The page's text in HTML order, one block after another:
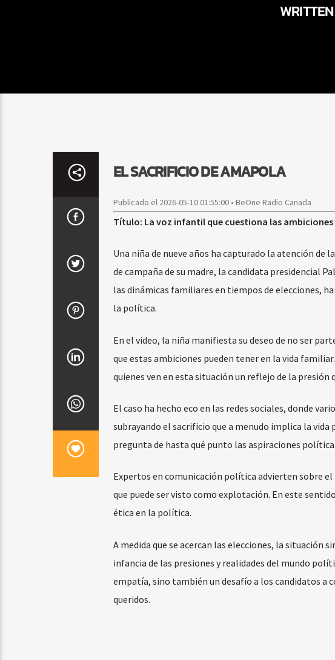
EL SACRIFICIO DE AMAPOLA
Publicado el 2026-05-10 01:55:00 • BeOne Radio Canada
Título: La voz infantil que cuestiona las
Una niña de nueve años ha capturado la atención de
de campaña de su madre, la candidata presidencial
las dinámicas familiares en tiempos de elecciones,
la política.
En el video, la niña manifiesta su deseo de no ser
que estas ambiciones pueden tener en la vida
quienes ven en esta situación un reflejo de la
El caso ha hecho eco en las redes sociales, donde
subrayando el sacrificio que a menudo implica la
pregunta de hasta qué punto las aspiraciones
Expertos en comunicación política advierten sobre
que puede ser visto como explotación. En este
ética en la política.
A medida que se acercan las elecciones, la situación
infancia de las presiones y realidades del mundo
empatía, sino también un desafío a los candidatos a
queridos.